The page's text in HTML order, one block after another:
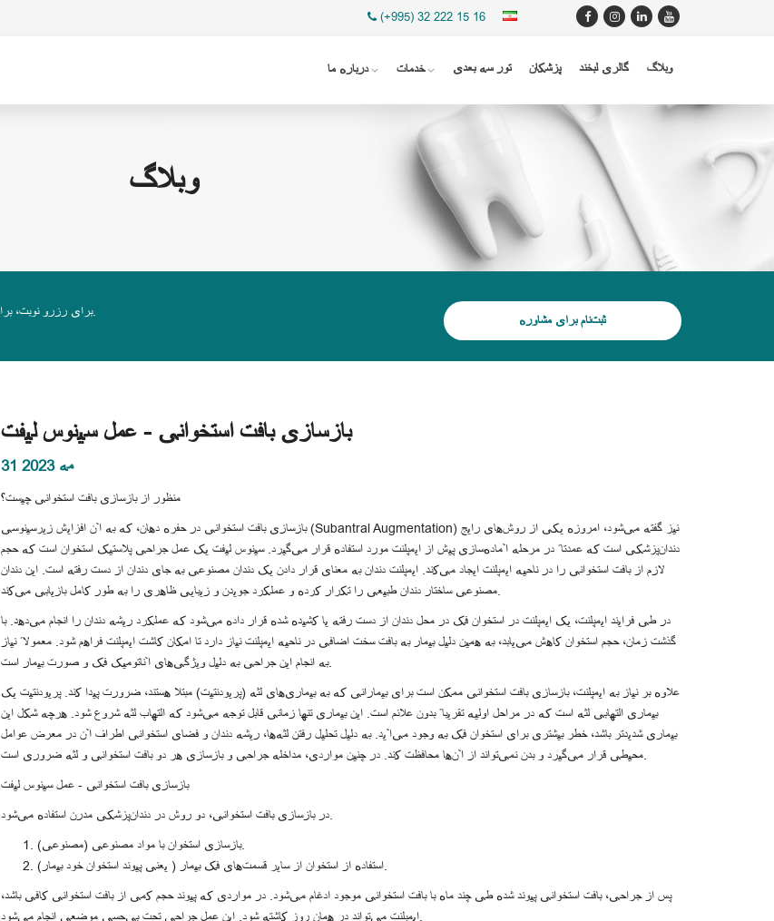
(+995) 32 222 15 16
درباره ما خدمات تور سه بعدی پزشکان گالری لبخند وبلاگ
وبلاگ
برای رزرو نوبت، برای مشاوره ثبت‌نام کنید. برای بررسی جزئیات، اپراتور ما با شما تماس خواهد گرفت.
ثبت‌نام برای مشاوره
بازسازی بافت استخوانی - عمل سینوس لیفت
31 مه 2023
منظور از بازسازی بافت استخوانی چیست؟
بازسازی بافت استخوانی در حفره دهان، که به آن افزایش زیرسینوسی (Subantral Augmentation) نیز گفته می‌شود، امروزه یکی از روش‌های رایج
دندان‌پزشکی است که عمدتاً در مرحله آماده‌سازی پیش از ایمپلنت مورد استفاده قرار می‌گیرد. سینوس لیفت یک عمل جراحی پلاستیک استخوان است که حجم
لازم از بافت استخوانی را در ناحیه ایمپلنت ایجاد می‌کند. ایمپلنت دندان به معنای قرار دادن یک دندان مصنوعی به جای دندان از دست رفته است. این دندان
مصنوعی ساختار دندان طبیعی را تکرار کرده و عملکرد جویدن و زیبایی ظاهری را به طور کامل بازیابی می‌کند.
در طی فرایند ایمپلنت، یک ایمپلنت در استخوان فک در محل دندان از دست رفته یا کشیده شده قرار داده می‌شود که عملکرد ریشه دندان را انجام می‌دهد. با
گذشت زمان، حجم استخوان کاهش می‌یابد، به همین دلیل بیمار به بافت سخت اضافی در ناحیه ایمپلنت نیاز دارد تا امکان کاشت ایمپلنت فراهم شود. معمولاً نیاز
به انجام این جراحی به دلیل ویژگی‌های آناتومیک فک و صورت بیمار است.
علاوه بر نیاز به ایمپلنت، بازسازی بافت استخوانی ممکن است برای بیمارانی که به بیماری‌های لثه (پریودنتیت) مبتلا هستند، ضرورت پیدا کند. پریودنتیت یک
بیماری التهابی لثه است که در مراحل اولیه تقریباً بدون علائم است. این بیماری تنها زمانی قابل توجه می‌شود که التهاب لثه شروع شود. هرچه شکل این
بیماری شدیدتر باشد، خطر بیشتری برای استخوان فک به وجود می‌آید. به دلیل تحلیل رفتن لثه‌ها، ریشه دندان و فضای استخوانی اطراف آن در معرض عوامل
محیطی قرار می‌گیرد و بدن نمی‌تواند از آن‌ها محافظت کند. در چنین مواردی، مداخله جراحی و بازسازی هر دو بافت استخوانی و لثه ضروری است.
بازسازی بافت استخوانی - عمل سینوس لیفت
در بازسازی بافت استخوانی، دو روش در دندان‌پزشکی مدرن استفاده می‌شود.
بازسازی استخوان با مواد مصنوعی (مصنوعی).
استفاده از استخوان از سایر قسمت‌های فک بیمار ( یعنی پیوند استخوان خود بیمار).
پس از جراحی، بافت استخوانی پیوند شده طی چند ماه با بافت استخوانی موجود ادغام می‌شود. در مواردی که پیوند حجم کمی از بافت استخوانی کافی باشد،
ایمپلنت می‌تواند در همان روز کاشته شود. این عمل جراحی تحت بی‌حسی موضعی انجام می‌شود.